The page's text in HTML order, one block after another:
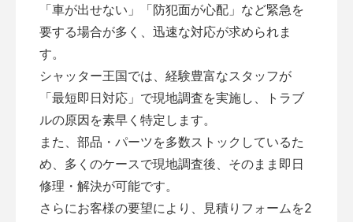
「車が出せない」「防犯面が心配」など緊急を
要する場合が多く、迅速な対応が求められま
す。
シャッター王国では、経験豊富なスタッフが
「最短即日対応」で現地調査を実施し、トラブ
ルの原因を素早く特定します。
また、部品・パーツを多数ストックしているた
め、多くのケースで現地調査後、そのまま即日
修理・解決が可能です。
さらにお客様の要望により、見積りフォームを2